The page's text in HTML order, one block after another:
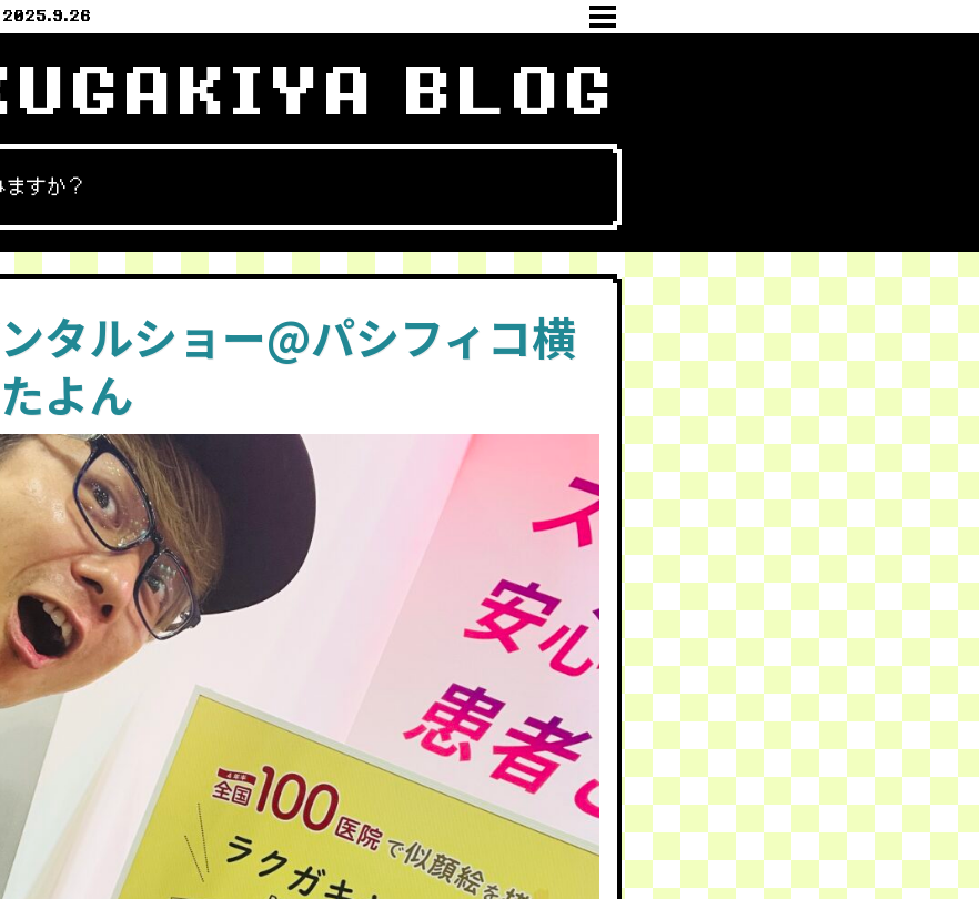
2025.9.26
BLOG
すか？
タルショー@パシフィコ横
よん